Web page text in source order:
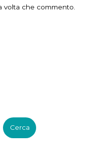
volta che commento.
Cerca